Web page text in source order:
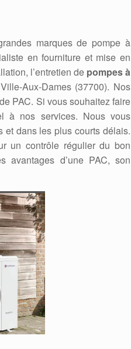
marques de pompe à
en fourniture et mise en
l’entretien de pompes à
Aux-Dames (37700). Nos
PAC. Si vous souhaitez faire
à nos services. Nous vous
et dans les plus courts délais.
un contrôle régulier du bon
avantages d’une PAC, son